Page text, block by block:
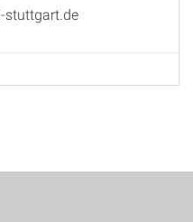
stuttgart.de